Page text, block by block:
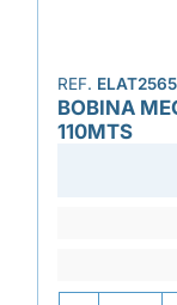
REF. ELAT2565
BOBINA
110MTS